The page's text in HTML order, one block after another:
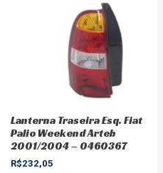
Lanterna Traseira Esq. Fiat
Palio Weekend Arteb
2001/2004 – 0460367
R$232,05